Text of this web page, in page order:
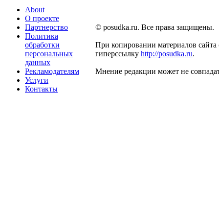
About
О проекте
Партнерство
Политика
обработки
персональных
данных
Рекламодателям
Услуги
Контакты
© posudka.ru. Все права защищены.
При копировании материалов сайта
гиперссылку http://posudka.ru.
Мнение редакции может не